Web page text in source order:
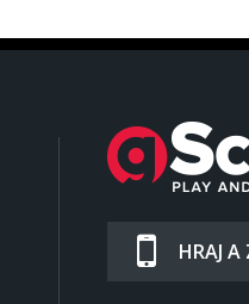
HRAJ A